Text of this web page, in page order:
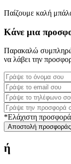
Παίζουμε καλή
Κάνε μια
Παρακαλώ
να λάβει την
*Ελάχιστη
Αποστολή προσφοράς
ή